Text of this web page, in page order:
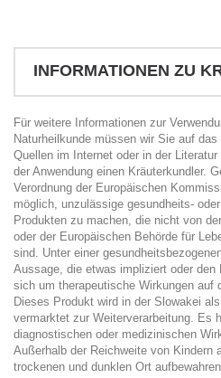
INFORMATIONEN ZU
Für weitere Informationen zur
Naturheilkunde müssen wir Sie auf
Quellen im Internet oder in der
der Anwendung einen Kräuterkundler.
Verordnung der Europäischen
möglich, unzulässige gesundheits-
Produkten zu machen, die nicht von
oder der Europäischen Behörde für
sind. Unter einer
Aussage, die etwas impliziert oder
sich um therapeutische Wirkungen auf
Dieses Produkt wird in der Slowakei
vermarktet zur Weiterverarbeitung. Es
diagnostischen oder medizinischen
Außerhalb der Reichweite von Kindern
trockenen und dunklen Ort